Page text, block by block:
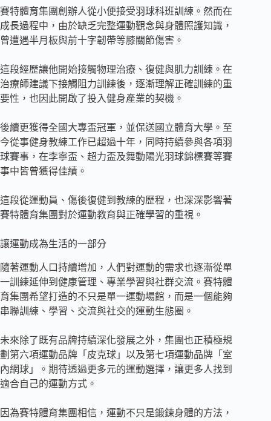
賽特體育集團創辦人從小便接受羽球科班訓練。然而在
成長過程中，由於缺乏完整運動觀念與身體照護知識，
曾遭遇半月板與前十字韌帶等膝關節傷害。
這段經歷讓他開始接觸物理治療、復健與肌力訓練。在
治療師建議下接觸阻力訓練後，逐漸理解正確訓練的重
要性，也因此開啟了投入健身產業的契機。
後續更獲得全國大專盃冠軍，並保送國立體育大學。至
今從事健身教練工作已超過十年，同時持續參與各項羽
球賽事，在李寧盃、超力盃及舞動陽光羽球錦標賽等賽
事中皆曾獲得佳績。
這段從運動員、傷後復健到教練的歷程，也深深影響著
賽特體育集團對於運動教育與正確學習的重視。
讓運動成為生活的一部分
隨著運動人口持續增加，人們對運動的需求也逐漸從單
一訓練延伸到健康管理、專業學習與社群交流。賽特體
育集團希望打造的不只是單一運動場館，而是一個能夠
串聯訓練、學習、交流與社交的運動生態圈。
未來除了既有品牌持續深化發展之外，集團也正積極規
劃第六項運動品牌「皮克球」以及第七項運動品牌「室
內網球」。期待透過更多元的運動選擇，讓更多人找到
適合自己的運動方式。
因為賽特體育集團相信，運動不只是鍛鍊身體的方法，